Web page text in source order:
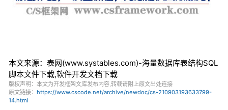
本文来源：表网(www.systables.com)-海量数据库表结构SQL
脚本文件下载,软件开发文档下载
版权声明：本文为开发框架文库发布内容,转载请附上原文出处连接
原文链接： https://www.cscode.net/archive/newdoc/cs-210903193633799-
14.html